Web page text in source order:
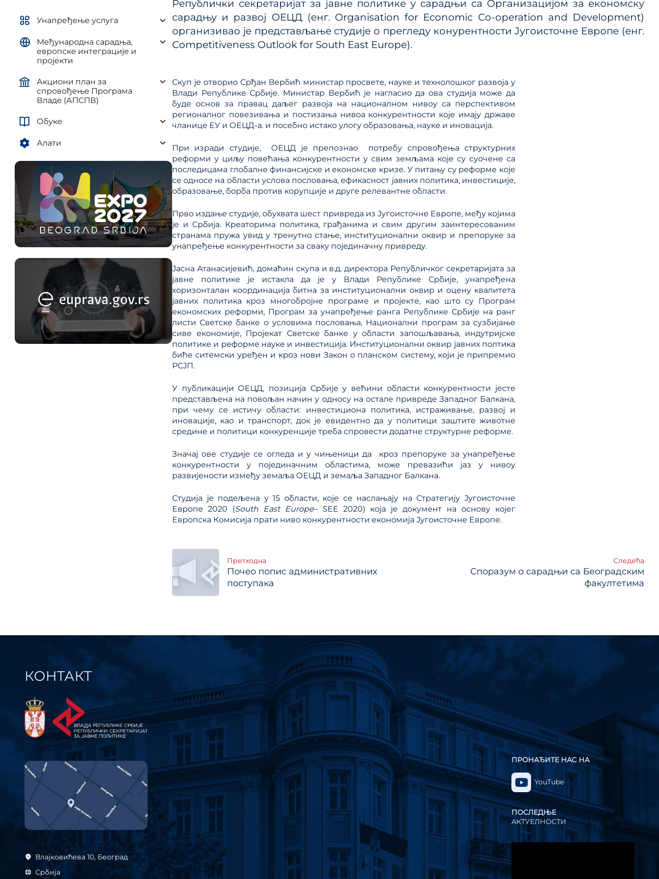
ЈЛС
израду средњорочних планова
управљања јавним политикама
и регулаторном реформом
(ПУУЈПРР)
Калкулатор трошкова ЈП и
Методологије
система
Републички секретаријат за јавне политике у сарадњи са Организацијом за економску
сарадњу и развој ОЕЦД (енг. Organisation for Economic Co-operation and Development)
организивао је представљање студије о прегледу конурентности Југоисточне Европе (енг.
Competitiveness Outlook for South East Europe).
Скуп је отворио Срђан Вербић министар просвете, науке и технолошког развоја у
Влади Републике Србије. Министар Вербић је нагласио да ова студија може да
буде основ за правац даљег развоја на националном нивоу са перспективом
регионалног повезивања и постизања нивоа конкурентности које имају државе
чланице ЕУ и ОЕЦД-а. и посебно истако улогу образовања, науке и иновација.
При изради студијe, ОЕЦД је препознао потребу спровођења структурних
реформи у циљу повећања конкурентности у свим земљама које су суочене са
последицама глобалне финансијске и економске кризе. У питању су реформе које
се односе на области услова пословања, ефикасност јавних политика, инвестиције,
образовање, борба против корупције и друге релевантне области.
Прво издање студије, обухвата шест привреда из Југоисточне Европе, међу којима
је и Србија. Креаторима политика, грађанима и свим другим заинтересованим
странама пружа увид у тренутно стање, институционални оквир и препоруке за
унапређење конкурентности за сваку појединачну привреду.
Јасна Атанасијевић, домаћин скупа и в.д. директора Републичког секретаријата за
јавне политике је истакла да је у Влади Републике Србије, унапређена
хоризонталан координација битна за институционални оквир и оцену квалитета
јавних политика кроз многобројне програме и пројекте, као што су Програм
економских реформи, Програм за унапређење ранга Републике Србије на ранг
листи Светске банке о условима пословања, Национални програм за сузбијање
сиве економије, Пројекат Светске банке у области запошљавања, индутријске
политике и реформе науке и инвестиција. Институционални оквир јавних полтика
биће ситемски уређен и кроз нови Закон о планском систему, који је припремио
РСЈП.
У публикацији ОЕЦД, позиција Србије у већини области конкурентности јесте
представљена на повољан начин у односу на остале привреде Западног Балкана,
при чему се истичу области: инвестициона политика, истраживање, развој и
иновације, као и транспорт, док је евидентно да у политици заштите животне
средине и политици конкуренције треба спровести додатне структурне реформе.
Значај ове студије се огледа и у чињеници да кроз препоруке за унапређење
конкурентности у појединачним областима, може превазићи јаз у нивоу
развијености између земаља ОЕЦД и земаља Западног Балкана.
Студија је подељена у 15 области, које се наслањају на Стратегију Југоисточне
Европе 2020 (South East Europe– SEE 2020) која је документ на основу којег
Европска Комисија прати ниво конкурентности економија Југоисточне Европе.
Кретање
чланка
Претходна
Почео попис административних
поступака
Следећа
Споразум о сарадњи са Београдским
факултетима
Унапређење услуга
Међународна сарадња,
европске интеграције и
пројекти
Акциони план за
спровођење Програма
Владе (АПСПВ)
Обуке
Алати
КОНТАКТ
Влајковићева 10, Београд
Србија
ПРОНАЂИТЕ НАС НА
YouTube
ПОСЛЕДЊЕ
АКТУЕЛНОСТИ
Прегледач
видео